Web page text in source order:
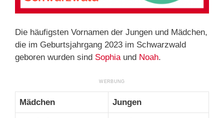
Die häufigsten Vornamen der Jungen und Mädchen,
die im Geburtsjahrgang 2023 im Schwarzwald
geboren wurden sind Sophiaund Noah.
Mädchen Jungen